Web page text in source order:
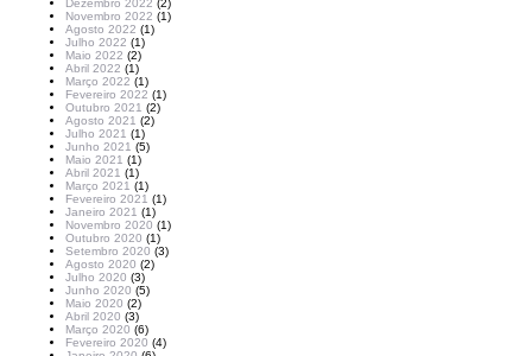
Dezembro 2022 (2)
Novembro 2022 (1)
Agosto 2022 (1)
Julho 2022 (1)
Maio 2022 (2)
Abril 2022 (1)
Março 2022 (1)
Fevereiro 2022 (1)
Outubro 2021 (2)
Agosto 2021 (2)
Julho 2021 (1)
Junho 2021 (5)
Maio 2021 (1)
Abril 2021 (1)
Março 2021 (1)
Fevereiro 2021 (1)
Janeiro 2021 (1)
Novembro 2020 (1)
Outubro 2020 (1)
Setembro 2020 (3)
Agosto 2020 (2)
Julho 2020 (3)
Junho 2020 (5)
Maio 2020 (2)
Abril 2020 (3)
Março 2020 (6)
Fevereiro 2020 (4)